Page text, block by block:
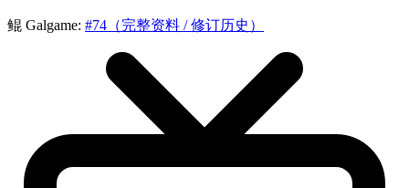
鲲 Galgame: #74（完整资料 / 修订历史）